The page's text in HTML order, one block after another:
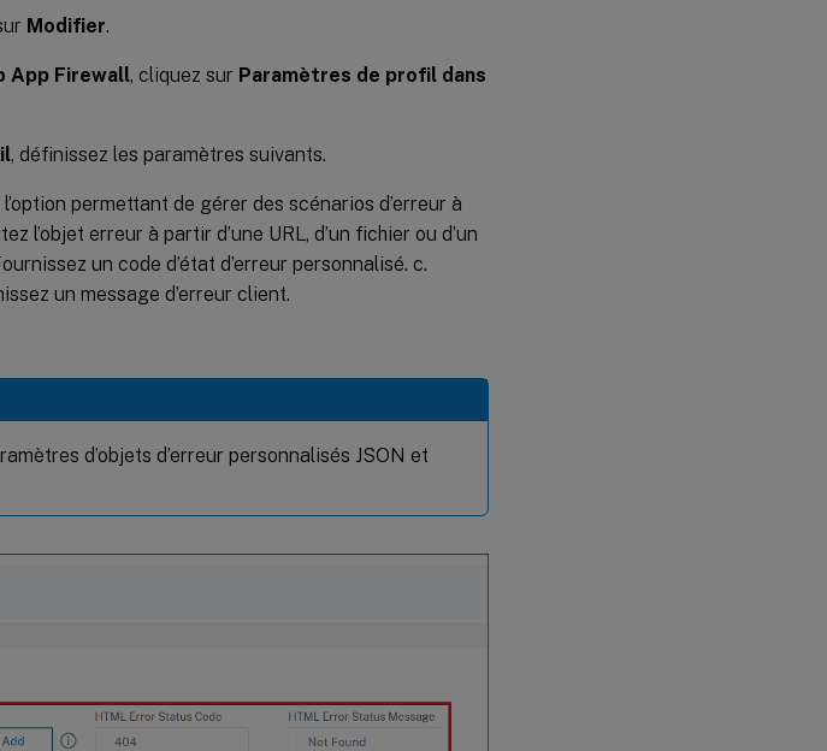
Modifier.
App Firewall, cliquez sur Paramètres de profil dans
, définissez les paramètres suivants.
permettant de gérer des scénarios d’erreur à
l’objet erreur à partir d’une URL, d’un fichier ou d’un
un code d’état d’erreur personnalisé. c.
un message d’erreur client.
d’objets d’erreur personnalisés JSON et